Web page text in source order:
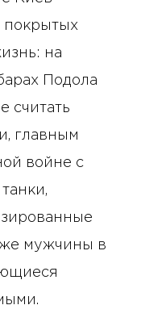
покрытых
на
Подола
считать
главным
войне с
мужчины в